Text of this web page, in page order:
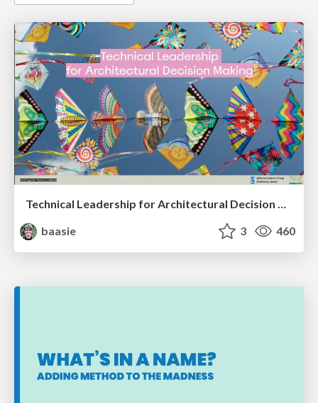
Technical Leadership for Architectural Decision Making
baasie
3 460